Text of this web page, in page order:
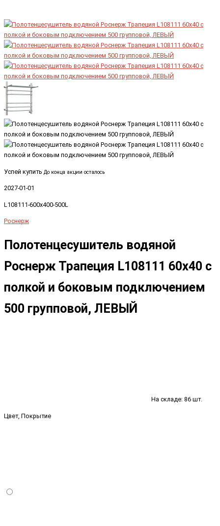
Успей купить До конца акции осталось
2027-01-01
L108111-600x400-500L
Роснерж
Полотенцесушитель водяной
Роснерж Трапеция L108111 60x40 с
полкой и боковым подключением
500 групповой, ЛЕВЫЙ
На складе: 86 шт.
Цвет, Покрытие